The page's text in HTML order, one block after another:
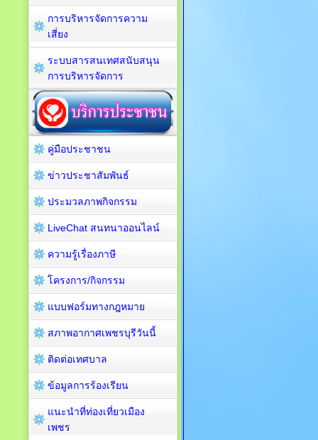
การบริหารจัดการความ
เสี่ยง
ระบบสารสนเทศสนับสนุน
การบริหารจัดการ
คู่มือประชาชน
ข่าวประชาสัมพันธ์
ประมวลภาพกิจกรรม
LiveChat สนทนาออนไลน์
ความรู้เรื่องภาษี
โครงการ/กิจกรรม
แบบฟอร์มทางกฎหมาย
สภาพอากาศเพชรบุรีวันนี้
ติดต่อเทศบาล
ข้อมูลการร้องเรียน
แนะนำที่ท่องเที่ยวเมือง
เพชร